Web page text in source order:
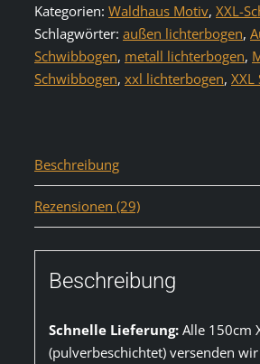
|
XXL-
Schwibbogen.de®
Menge
Kategorien: Waldhaus Motiv, XXL-
Schlagwörter: außen lichterbogen,
Schwibbogen, metall lichterbogen,
Schwibbogen, xxl lichterbogen, XXL
Beschreibung
Rezensionen (29)
Beschreibung
Schnelle Lieferung:Alle 150cm
(pulverbeschichtet) versenden